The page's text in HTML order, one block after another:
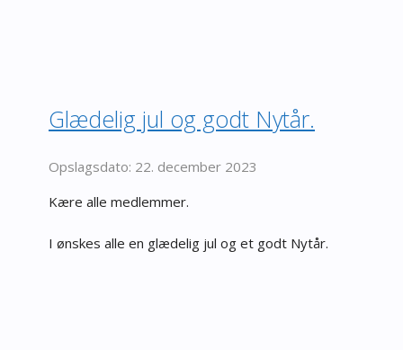
Glædelig jul og godt Nytår.
22. december 2023
Kære alle medlemmer.
I ønskes alle en glædelig jul og et godt Nytår.